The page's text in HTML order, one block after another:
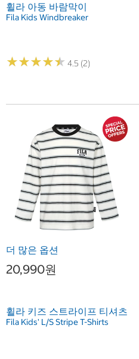
휠라 아동 바람막이
Fila Kids Windbreaker
★★★★★
★★★★★ 4.5 (2)
더 많은 옵션
20,990원
휠라 키즈 스트라이프 티셔츠
Fila Kids' L/S Stripe T-Shirts